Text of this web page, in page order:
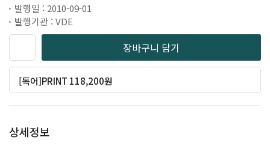
발행일 : 2010-09-01
발행기관 : VDE
장바구니 담기
[독어]PRINT 118,200원
상세정보